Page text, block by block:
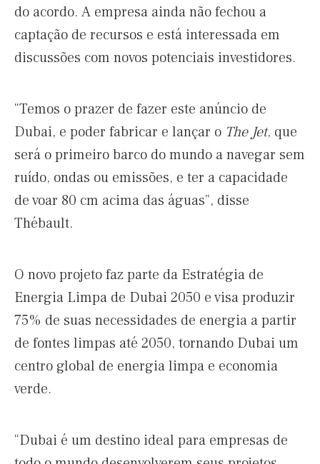
do acordo. A empresa ainda não fechou a
captação de recursos e está interessada em
discussões com novos potenciais investidores.
“Temos o prazer de fazer este anúncio de
Dubai, e poder fabricar e lançar o The Jet, que
será o primeiro barco do mundo a navegar sem
ruído, ondas ou emissões, e ter a capacidade
de voar 80 cm acima das águas”, disse
Thébault.
O novo projeto faz parte da Estratégia de
Energia Limpa de Dubai 2050 e visa produzir
75% de suas necessidades de energia a partir
de fontes limpas até 2050, tornando Dubai um
centro global de energia limpa e economia
verde.
“Dubai é um destino ideal para empresas de